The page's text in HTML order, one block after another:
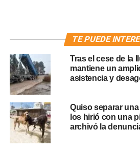
TE PUEDE
Tras el cese de la
mantiene un
asistencia y
Quiso separar
los hirió con una
archivó la